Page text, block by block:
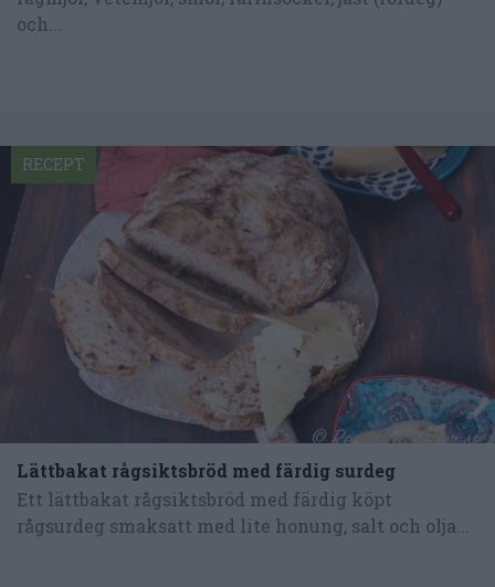
och...
Lättbakat rågsiktsbröd med färdig surdeg
Ett lättbakat rågsiktsbröd med färdig köpt
rågsurdeg smaksatt med lite honung, salt och olja...
RECEPT